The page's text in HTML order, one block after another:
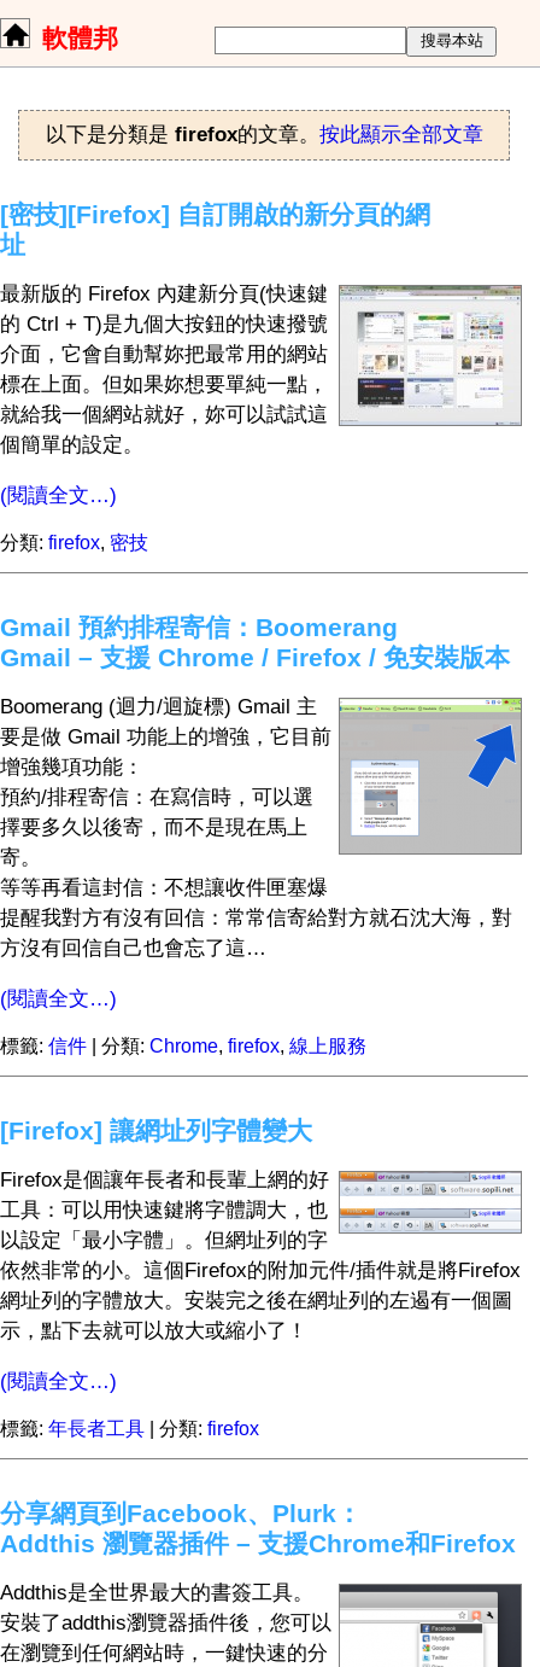
軟體邦
以下是分類是 firefox的文章。 按此顯示全部文章
[密技][Firefox] 自訂開啟的新分頁的網
址
最新版的 Firefox 內建新分頁(快速鍵
的 Ctrl + T)是九個大按鈕的快速撥號
介面，它會自動幫妳把最常用的網站
標在上面。但如果妳想要單純一點，
就給我一個網站就好，妳可以試試這
個簡單的設定。
(閱讀全文…)
分類: firefox, 密技
Gmail 預約排程寄信：Boomerang
Gmail – 支援 Chrome / Firefox / 免安裝版本
Boomerang (迴力/迴旋標) Gmail 主
要是做 Gmail 功能上的增強，它目前
增強幾項功能：
預約/排程寄信：在寫信時，可以選
擇要多久以後寄，而不是現在馬上
寄。
等等再看這封信：不想讓收件匣塞爆
提醒我對方有沒有回信：常常信寄給對方就石沈大海，對
方沒有回信自己也會忘了這…
(閱讀全文…)
標籤: 信件 | 分類: Chrome, firefox, 線上服務
[Firefox] 讓網址列字體變大
Firefox是個讓年長者和長輩上網的好
工具：可以用快速鍵將字體調大，也
以設定「最小字體」。但網址列的字
依然非常的小。這個Firefox的附加元件/插件就是將Firefox
網址列的字體放大。安裝完之後在網址列的左遏有一個圖
示，點下去就可以放大或縮小了！
(閱讀全文…)
標籤: 年長者工具 | 分類: firefox
分享網頁到Facebook、Plurk：
Addthis 瀏覽器插件 – 支援Chrome和Firefox
Addthis是全世界最大的書簽工具。
安裝了addthis瀏覽器插件後，您可以
在瀏覽到任何網站時，一鍵快速的分